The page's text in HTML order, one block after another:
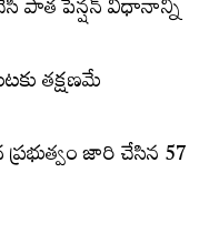
చేసి పాత పెన్షన్‌ విధానాన్ని
తక్షణమే
జారి చేసిన 57